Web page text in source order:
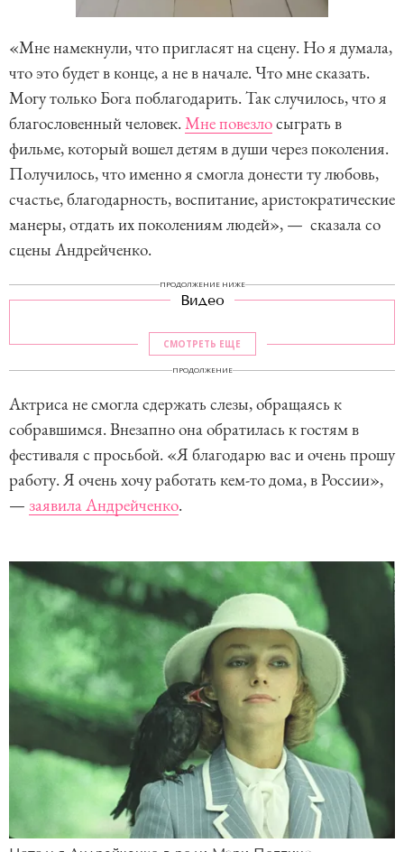
«Мне намекнули, что пригласят на сцену. Но я думала,
что это будет в конце, а не в начале. Что мне сказать.
Могу только Бога поблагодарить. Так случилось, что я
благословенный человек. Мне повезлосыграть в
фильме, который вошел детям в души через поколения.
Получилось, что именно я смогла донести ту любовь,
счастье, благодарность, воспитание, аристократические
манеры, отдать их поколениям людей», — сказала со
сцены Андрейченко.
ПРОДОЛЖЕНИЕ НИЖЕ
Видео
СМОТРЕТЬ ЕЩЕ
ПРОДОЛЖЕНИЕ
Актриса не смогла сдержать слезы, обращаясь к
собравшимся. Внезапно она обратилась к гостям в
фестиваля с просьбой. «Я благодарю вас и очень прошу
работу. Я очень хочу работать кем-то дома, в России»,
— заявила Андрейченко.